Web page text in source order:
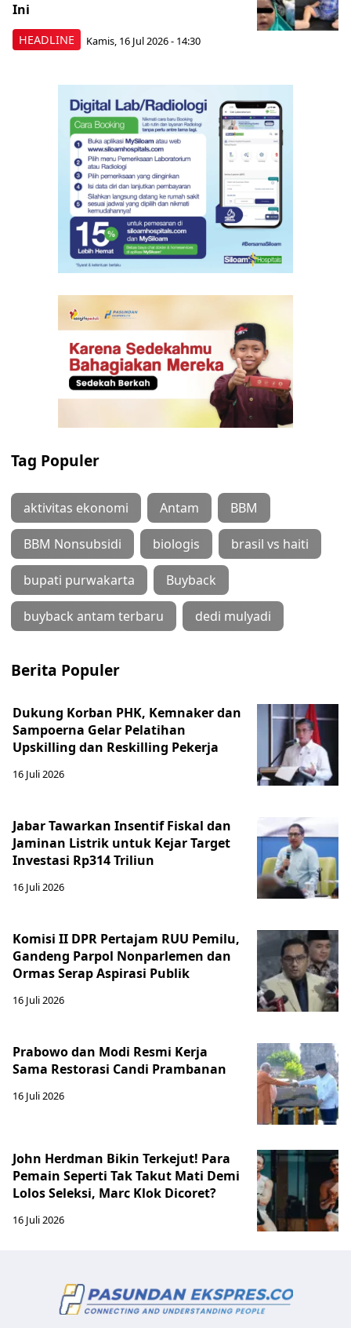
HEADLINE
Ini
Kamis, 16 Jul 2026 - 14:30
Tag Populer
aktivitas ekonomi Antam BBM
BBM Nonsubsidi biologis brasil vs haiti
bupati purwakarta Buyback
buyback antam terbaru dedi mulyadi
Berita Populer
Dukung Korban PHK, Kemnaker dan
Sampoerna Gelar Pelatihan
Upskilling dan Reskilling Pekerja
16 Juli 2026
Jabar Tawarkan Insentif Fiskal dan
Jaminan Listrik untuk Kejar Target
Investasi Rp314 Triliun
16 Juli 2026
Komisi II DPR Pertajam RUU Pemilu,
Gandeng Parpol Nonparlemen dan
Ormas Serap Aspirasi Publik
16 Juli 2026
Prabowo dan Modi Resmi Kerja
Sama Restorasi Candi Prambanan
16 Juli 2026
John Herdman Bikin Terkejut! Para
Pemain Seperti Tak Takut Mati Demi
Lolos Seleksi, Marc Klok Dicoret?
16 Juli 2026